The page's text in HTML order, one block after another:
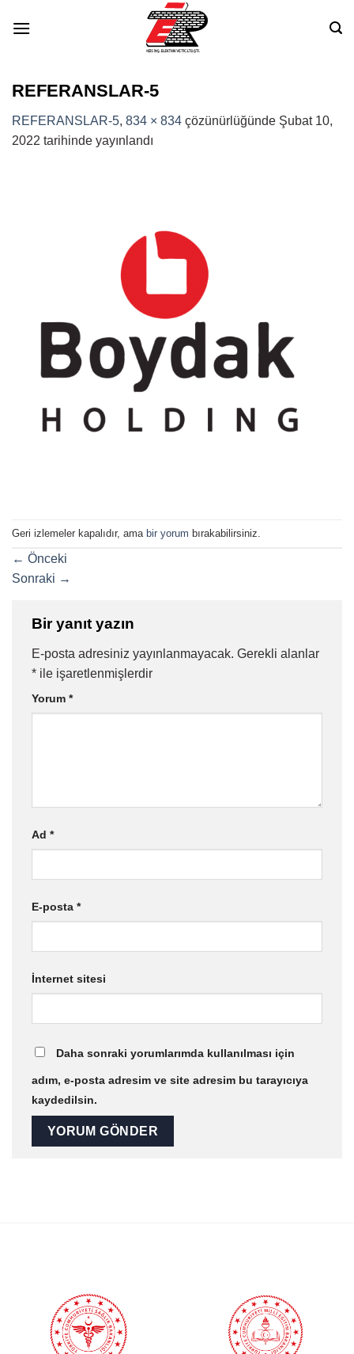
REFERANSLAR-5
REFERANSLAR-5, 834 × 834 çözünürlüğünde Şubat 10,
2022 tarihinde yayınlandı
Geri izlemeler kapalıdır, ama bir yorum bırakabilirsiniz.
← Önceki
Sonraki →
Bir yanıt yazın
E-posta adresiniz yayınlanmayacak. Gerekli alanlar
* ile işaretlenmişlerdir
Yorum *
Ad *
E-posta *
İnternet sitesi
Daha sonraki yorumlarımda kullanılması için
adım, e-posta adresim ve site adresim bu tarayıcıya
kaydedilsin.